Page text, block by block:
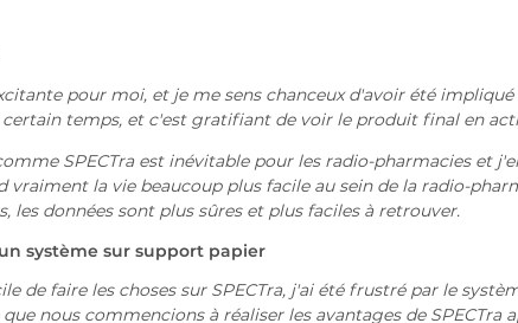
pour moi, et je me sens chanceux d'avoir été
certain temps, et c'est gratifiant de voir le produit final en
SPECTra est inévitable pour les radio-pharmacies et
la vie beaucoup plus facile au sein de la radio-
les données sont plus sûres et plus faciles à retrouver.
système sur support papier
de faire les choses sur SPECTra, j'ai été frustré par le
nous commencions à réaliser les avantages de SPECTra